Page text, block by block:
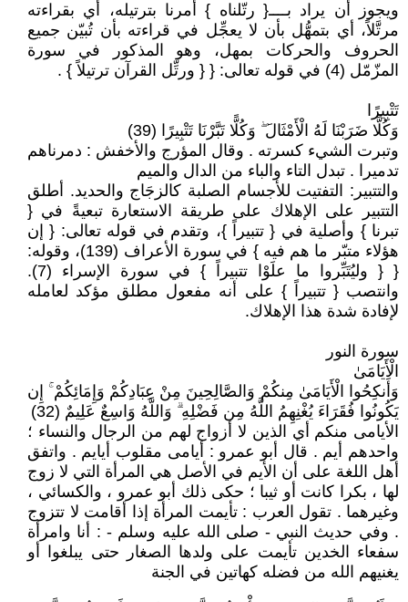
ويجوز أن يراد بــــ{ رتّلناه } أمرنا بترتيله، أي بقراءته
مرتَّلاً، أي بتمهُّل بأن لا يعجِّل في قراءته بأن تُبيّن جميع
الحروف والحركات بمهل، وهو المذكور في سورة
المزّمّل (4) في قوله تعالى: { { ورتِّل القرآن ترتيلاً } .
تَتْبِيرًا
وَكُلًّا ضَرَبْنَا لَهُ الْأَمْثَالَ ۖ وَكُلًّا تَبَّرْنَا تَتْبِيرًا (39)
وتبرت الشيء كسرته . وقال المؤرج والأخفش : دمرناهم
تدميرا . تبدل التاء والباء من الدال والميم
والتتبير: التفتيت للأجسام الصلبة كالزجَاج والحديد. أطلق
التتبير على الإهلاك على طريقة الاستعارة تبعيةً في {
تبرنا } وأصلية في { تتبيراً }، وتقدم في قوله تعالى: { إن
هؤلاء متبّر ما هم فيه } في سورة الأعراف (139)، وقوله:
{ { وليُتَبِّروا ما علَوْا تتبيراً } في سورة الإسراء (7).
وانتصب { تتبيراً } على أنه مفعول مطلق مؤكد لعامله
لإفادة شدة هذا الإهلاك.
سورة النور
الْأَيَامَىٰ
وَأَنكِحُوا الْأَيَامَىٰ مِنكُمْ وَالصَّالِحِينَ مِنْ عِبَادِكُمْ وَإِمَائِكُمْ ۚ إِن
يَكُونُوا فُقَرَاءَ يُغْنِهِمُ اللَّهُ مِن فَضْلِهِ ۗ وَاللَّهُ وَاسِعٌ عَلِيمٌ (32)
الأيامى منكم أي الذين لا أزواج لهم من الرجال والنساء ؛
واحدهم أيم . قال أبو عمرو : أيامى مقلوب أيايم . واتفق
أهل اللغة على أن الأيم في الأصل هي المرأة التي لا زوج
لها ، بكرا كانت أو ثيبا ؛ حكى ذلك أبو عمرو ، والكسائي ،
وغيرهما . تقول العرب : تأيمت المرأة إذا أقامت لا تتزوج
. وفي حديث النبي - صلى الله عليه وسلم - : أنا وامرأة
سفعاء الخدين تأيمت على ولدها الصغار حتى يبلغوا أو
يغنيهم الله من فضله كهاتين في الجنة